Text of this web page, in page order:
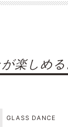
楽しめ
GLASS DANCE